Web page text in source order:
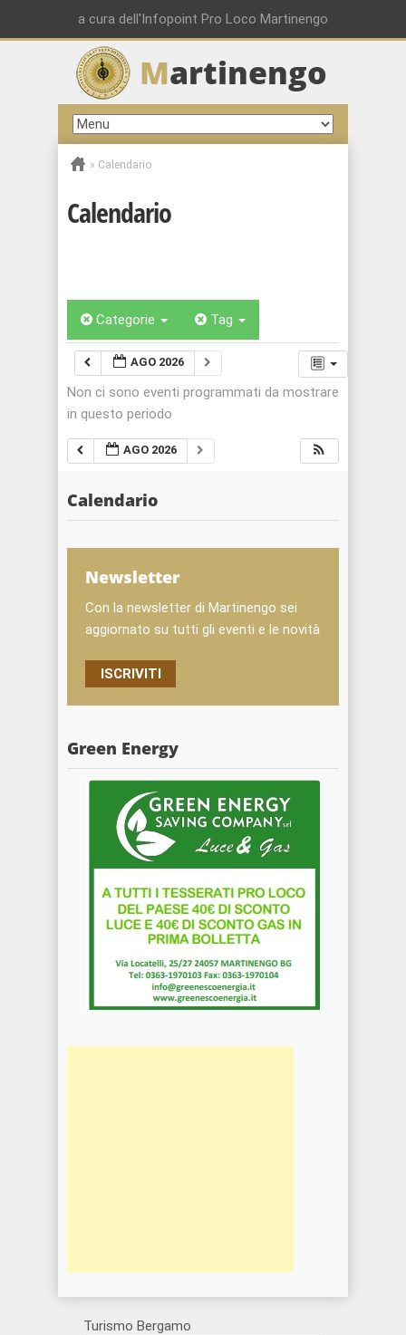
a cura dell'Infopoint Pro Loco Martinengo
Martinengo
» Calendario
Calendario
Categorie Tag
AGO 2026
Non ci sono eventi programmati da mostrare
in questo periodo
AGO 2026
Calendario
Newsletter
Con la newsletter di Martinengo sei
aggiornato su tutti gli eventi e le novità
ISCRIVITI
Green Energy
Turismo Bergamo